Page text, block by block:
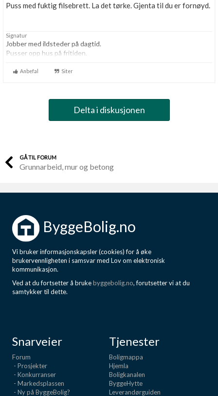
Puss med fuktig filsebrett. La det tørke. Gjenta til du er fornøyd.
Signatur
Jobber med ildsteder på dagtid.
Pusser opp hus på fritiden.
Anbefal Siter
Delta i diskusjonen
GÅ TIL FORUM
Grunnarbeid, mur og betong
ByggeBolig.no
Vi bruker informasjonskapsler (cookies) for å øke
brukervennligheten i samsvar med Lov om elektronisk
kommunikasjon.
Ved at du fortsetter å brukebyggebolig.no, forutsetter vi at du
samtykker til dette.
Snarveier
Forum
- Prosjekter
- Konkurranser
- Markedsplassen
- Ny på ByggeBolig?
Tjenester
Boligmappa
Hjemla
Boligkanalen
ByggeHytte
Leverandørguiden